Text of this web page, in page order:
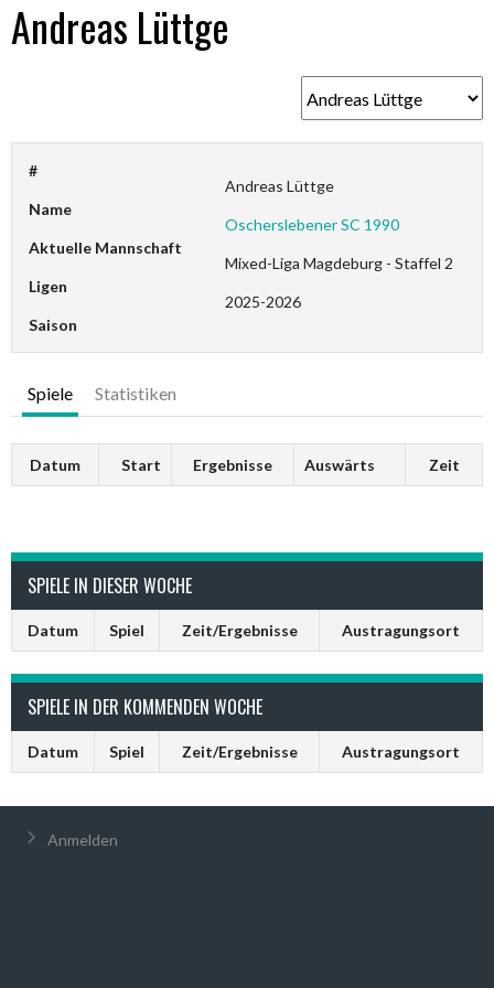
Andreas Lüttge
#
Name
Andreas Lüttge
Aktuelle Mannschaft
Oscherslebener SC 1990
Ligen
Mixed-Liga Magdeburg - Staffel 2
Saison
2025-2026
Spiele Statistiken
Datum Start Ergebnisse Auswärts Zeit
SPIELE IN DIESER WOCHE
Datum Spiel Zeit/Ergebnisse Austragungsort
SPIELE IN DER KOMMENDEN WOCHE
Datum Spiel Zeit/Ergebnisse Austragungsort
Anmelden